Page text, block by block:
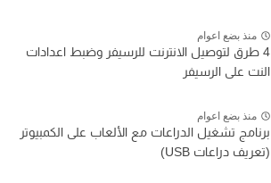
منذ بضع اعوام
4 طرق لتوصيل الانترنت للرسيفر وضبط اعدادات
النت على الرسيفر
منذ بضع اعوام
برنامج تشغيل الدراعات مع الألعاب على الكمبيوتر
(تعريف دراعات USB)